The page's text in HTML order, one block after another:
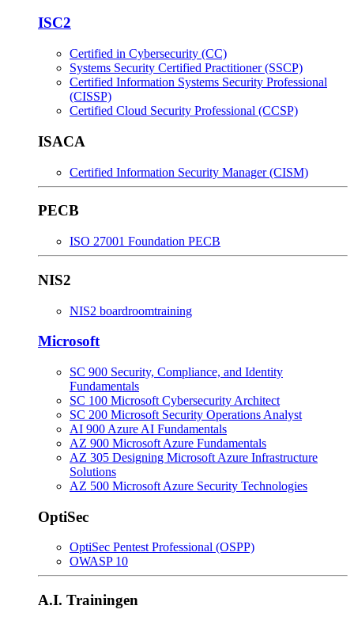
ISC2
Certified in Cybersecurity (CC)
Systems Security Certified Practitioner (SSCP)
Certified Information Systems Security Professional
(CISSP)
Certified Cloud Security Professional (CCSP)
ISACA
Certified Information Security Manager (CISM)
PECB
ISO 27001 Foundation PECB
NIS2
NIS2 boardroomtraining
Microsoft
SC 900 Security, Compliance, and Identity
Fundamentals
SC 100 Microsoft Cybersecurity Architect
SC 200 Microsoft Security Operations Analyst
AI 900 Azure AI Fundamentals
AZ 900 Microsoft Azure Fundamentals
AZ 305 Designing Microsoft Azure Infrastructure
Solutions
AZ 500 Microsoft Azure Security Technologies
OptiSec
OptiSec Pentest Professional (OSPP)
OWASP 10
A.I. Trainingen